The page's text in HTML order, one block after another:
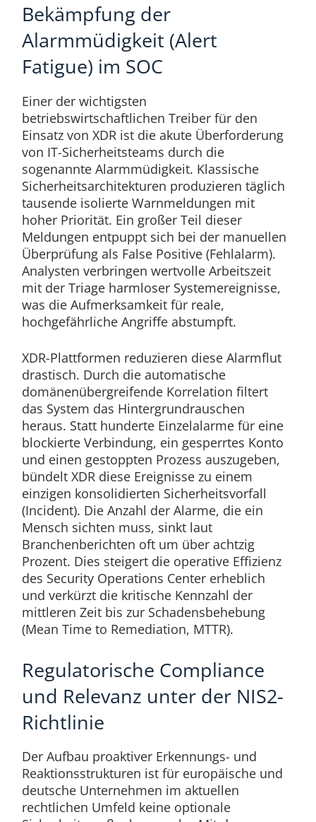
Bekämpfung der
Alarmmüdigkeit (Alert
Fatigue) im SOC
Einer der wichtigsten
betriebswirtschaftlichen Treiber für den
Einsatz von XDR ist die akute Überforderung
von IT-Sicherheitsteams durch die
sogenannte Alarmmüdigkeit. Klassische
Sicherheitsarchitekturen produzieren täglich
tausende isolierte Warnmeldungen mit
hoher Priorität. Ein großer Teil dieser
Meldungen entpuppt sich bei der manuellen
Überprüfung als False Positive (Fehlalarm).
Analysten verbringen wertvolle Arbeitszeit
mit der Triage harmloser Systemereignisse,
was die Aufmerksamkeit für reale,
hochgefährliche Angriffe abstumpft.
XDR-Plattformen reduzieren diese Alarmflut
drastisch. Durch die automatische
domänenübergreifende Korrelation filtert
das System das Hintergrundrauschen
heraus. Statt hunderte Einzelalarme für eine
blockierte Verbindung, ein gesperrtes Konto
und einen gestoppten Prozess auszugeben,
bündelt XDR diese Ereignisse zu einem
einzigen konsolidierten Sicherheitsvorfall
(Incident). Die Anzahl der Alarme, die ein
Mensch sichten muss, sinkt laut
Branchenberichten oft um über achtzig
Prozent. Dies steigert die operative Effizienz
des Security Operations Center erheblich
und verkürzt die kritische Kennzahl der
mittleren Zeit bis zur Schadensbehebung
(Mean Time to Remediation, MTTR).
Regulatorische Compliance
und Relevanz unter der NIS2-
Richtlinie
Der Aufbau proaktiver Erkennungs- und
Reaktionsstrukturen ist für europäische und
deutsche Unternehmen im aktuellen
rechtlichen Umfeld keine optionale